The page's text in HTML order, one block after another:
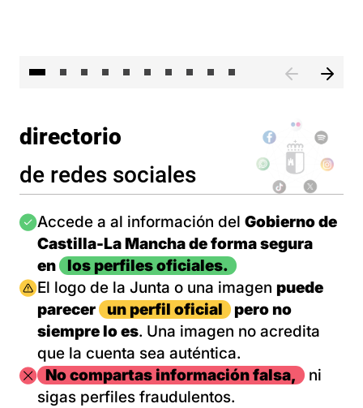
directorio
de redes sociales
Imagen
Accede a al información del Gobierno de
Castilla-La Mancha de forma segura
en
los perfiles oficiales.
Imagen
El logo de la Junta o una imagen puede
parecer
un perfil oficial
pero no
siempre lo es. Una imagen no acredita
que la cuenta sea auténtica.
ImagenNo compartas información falsa,
ni
sigas perfiles fraudulentos.